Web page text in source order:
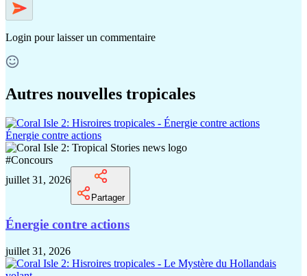
Login pour laisser un commentaire
Autres nouvelles tropicales
Énergie contre actions
#Concours
juillet 31, 2026
Partager
Énergie contre actions
juillet 31, 2026